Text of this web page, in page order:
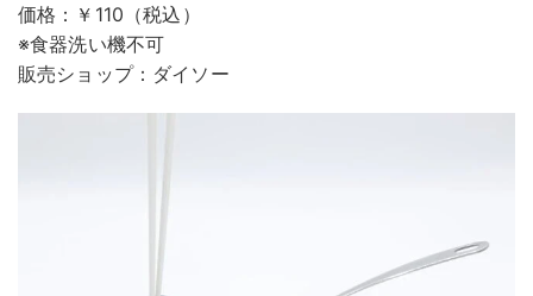
価格：￥110（税込）
※食器洗い機不可
販売ショップ：ダイソー